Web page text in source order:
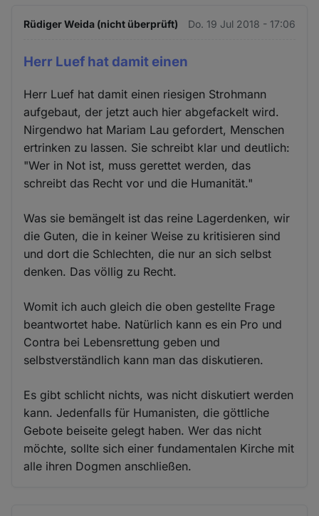
Rüdiger Weida (nicht überprüft) Do. 19 Jul 2018 - 17:06
Herr Luef hat damit einen
Herr Luef hat damit einen riesigen Strohmann
aufgebaut, der jetzt auch hier abgefackelt wird.
Nirgendwo hat Mariam Lau gefordert, Menschen
ertrinken zu lassen. Sie schreibt klar und deutlich:
"Wer in Not ist, muss gerettet werden, das
schreibt das Recht vor und die Humanität."
Was sie bemängelt ist das reine Lagerdenken, wir
die Guten, die in keiner Weise zu kritisieren sind
und dort die Schlechten, die nur an sich selbst
denken. Das völlig zu Recht.
Womit ich auch gleich die oben gestellte Frage
beantwortet habe. Natürlich kann es ein Pro und
Contra bei Lebensrettung geben und
selbstverständlich kann man das diskutieren.
Es gibt schlicht nichts, was nicht diskutiert werden
kann. Jedenfalls für Humanisten, die göttliche
Gebote beiseite gelegt haben. Wer das nicht
möchte, sollte sich einer fundamentalen Kirche mit
alle ihren Dogmen anschließen.